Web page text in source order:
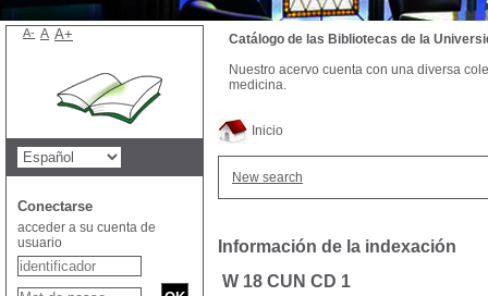
Inicio
New search
Información de la indexación
W 18 CUN CD 1
Catálogo de las Bibliotecas de la
Nuestro acervo cuenta con una diversa
medicina.
A- A A+
Conectarse
acceder a su cuenta de
usuario